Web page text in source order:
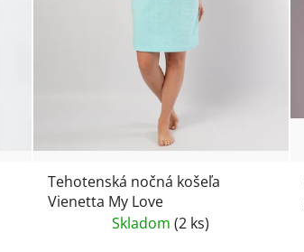
Tehotenská nočná košeľa
Vienetta My Love
Skladom(2 ks)